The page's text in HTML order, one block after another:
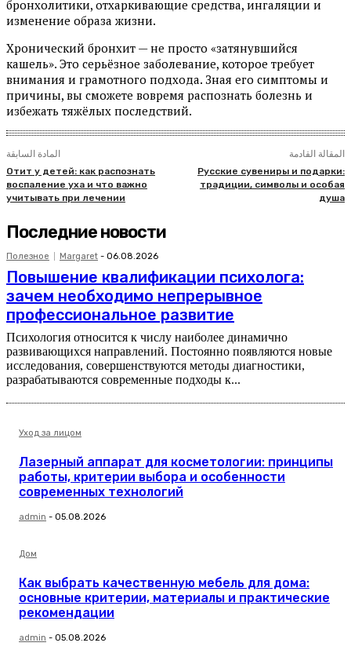
бронхолитики, отхаркивающие средства, ингаляции и
изменение образа жизни.
Хронический бронхит — не просто «затянувшийся
кашель». Это серьёзное заболевание, которое требует
внимания и грамотного подхода. Зная его симптомы и
причины, вы сможете вовремя распознать болезнь и
избежать тяжёлых последствий.
المادة السابقة
Отит у детей: как распознать
воспаление уха и что важно
учитывать при лечении
المقالة القادمة
Русские сувениры и подарки:
традиции, символы и особая
душа
Последние новости
Полезное Margaret - 06.08.2026
Повышение квалификации психолога:
зачем необходимо непрерывное
профессиональное развитие
Психология относится к числу наиболее динамично
развивающихся направлений. Постоянно появляются новые
исследования, совершенствуются методы диагностики,
разрабатываются современные подходы к...
Уход за лицом
Лазерный аппарат для косметологии: принципы
работы, критерии выбора и особенности
современных технологий
admin - 05.08.2026
Дом
Как выбрать качественную мебель для дома:
основные критерии, материалы и практические
рекомендации
admin - 05.08.2026